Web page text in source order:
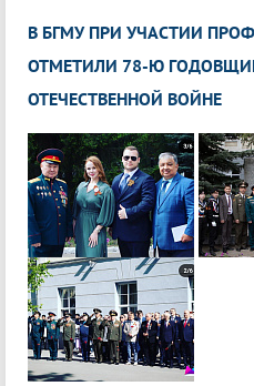
В БГМУ ПРИ УЧАСТИИ
ОТМЕТИЛИ 78-Ю
ОТЕЧЕСТВЕННОЙ ВОЙНЕ